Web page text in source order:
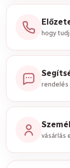
hogy
rendelés
vásárlás